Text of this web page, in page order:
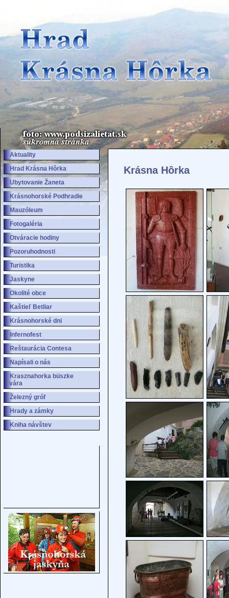
Aktuality
Hrad Krásna Hôrka
Ubytovanie Žaneta
Krásnohorské Podhradie
Mauzóleum
Fotogaléria
Otváracie hodiny
Pozoruhodnosti
Turistika
Jaskyne
Okolité obce
Kaštieľ Betliar
Krásnohorské dni
Infernofest
Reštaurácia Contesa
Napísali o nás
Krasznahorka büszke
vára
Železný gróf
Hrady a zámky
Kniha návštev
Krásna Hôrka